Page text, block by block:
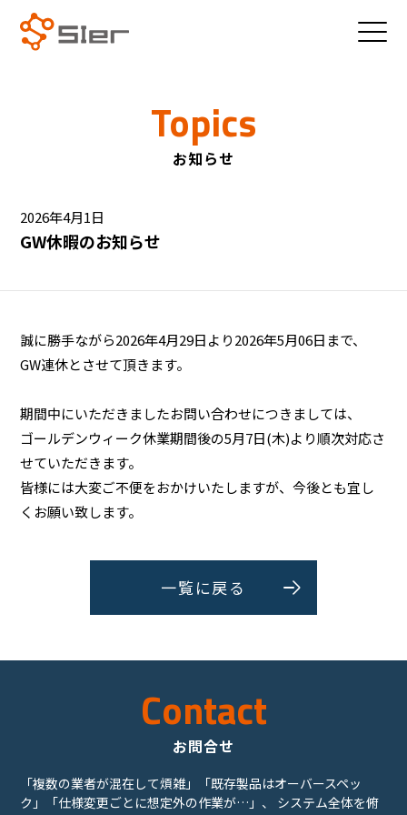
Topics
お知らせ
2026年4月1日
GW休暇のお知らせ
誠に勝手ながら2026年4月29日より2026年5月06日まで、
GW連休とさせて頂きます。
期間中にいただきましたお問い合わせにつきましては、
ゴールデンウィーク休業期間後の5月7日(木)より順次対応さ
せていただきます。
皆様には大変ご不便をおかけいたしますが、今後とも宜し
くお願い致します。
一覧に戻る
Contact
お問合せ
「複数の業者が混在して煩雑」「既存製品はオーバースペッ
ク」「仕様変更ごとに想定外の作業が…」、
システム全体を俯